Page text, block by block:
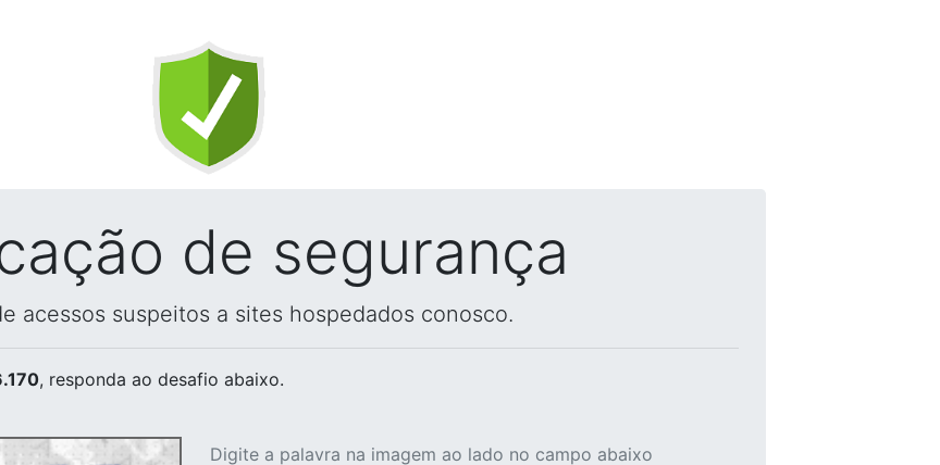
de segurança
acessos suspeitos a sites hospedados conosco.
, responda ao desafio abaixo.
Digite a palavra na imagem ao lado no campo abaixo